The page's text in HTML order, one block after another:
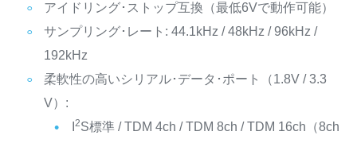
アイドリング･ストップ互換（最低6Vで動作可能）
サンプリング･レート: 44.1kHz / 48kHz / 96kHz /
192kHz
柔軟性の高いシリアル･データ･ポート（1.8V / 3.3
V）:
2S標準 / TDM 4ch / TDM 8ch / TDM 16ch（8ch